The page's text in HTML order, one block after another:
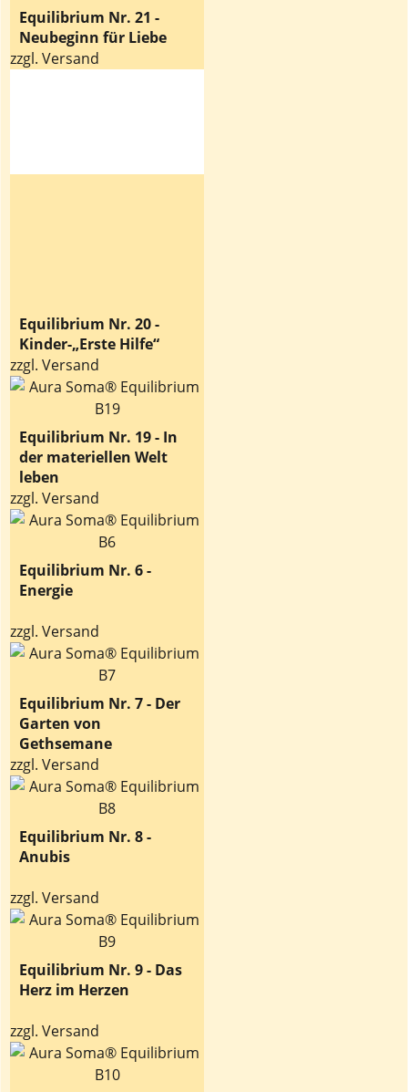
Equilibrium Nr. 21 -
Neubeginn für Liebe
zzgl. Versand
Equilibrium Nr. 20 -
Kinder-„Erste Hilfe“
zzgl. Versand
Equilibrium Nr. 19 - In
der materiellen Welt
leben
zzgl. Versand
Equilibrium Nr. 6 -
Energie
zzgl. Versand
Equilibrium Nr. 7 - Der
Garten von
Gethsemane
zzgl. Versand
Equilibrium Nr. 8 -
Anubis
zzgl. Versand
Equilibrium Nr. 9 - Das
Herz im Herzen
zzgl. Versand